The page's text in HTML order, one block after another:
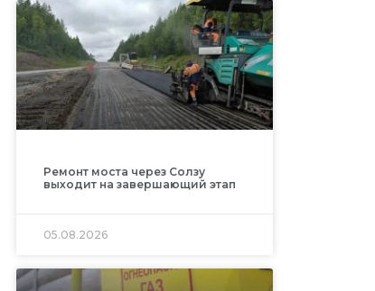
Ремонт моста через Солзу
выходит на завершающий этап
05.08.2026